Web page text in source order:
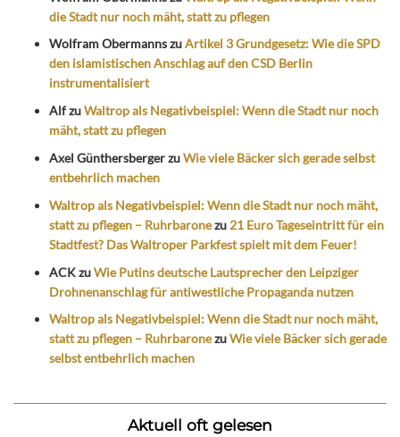
die Stadt nur noch mäht, statt zu pflegen
Wolfram ObermannszuArtikel 3 Grundgesetz: Wie die SPD
den islamistischen Anschlag auf den CSD Berlin
instrumentalisiert
AlfzuWaltrop als Negativbeispiel: Wenn die Stadt nur noch
mäht, statt zu pflegen
Axel GünthersbergerzuWie viele Bäcker sich gerade selbst
entbehrlich machen
Waltrop als Negativbeispiel: Wenn die Stadt nur noch mäht,
statt zu pflegen – Ruhrbaronezu 21 Euro Tageseintritt für ein
Stadtfest? Das Waltroper Parkfest spielt mit dem Feuer!
ACKzuWie Putins deutsche Lautsprecher den Leipziger
Drohnenanschlag für antiwestliche Propaganda nutzen
Waltrop als Negativbeispiel: Wenn die Stadt nur noch mäht,
statt zu pflegen – RuhrbaronezuWie viele Bäcker sich gerade
selbst entbehrlich machen
Aktuell oft gelesen